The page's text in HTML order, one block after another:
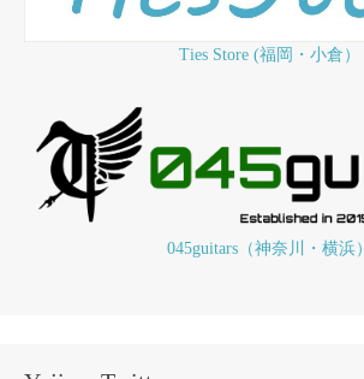
Ties Store (福岡・小倉）
045guitars（神奈川・横浜）